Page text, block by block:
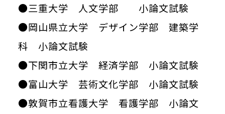
●三重大学 人文学部 小論文試験
●岡山県立大学 デザイン学部 建築学
科 小論文試験
●下関市立大学 経済学部 小論文試験
●富山大学 芸術文化学部 小論文試験
●敦賀市立看護大学 看護学部 小論文